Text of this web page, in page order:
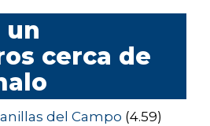
un
cerca de
del Campo (4.59)